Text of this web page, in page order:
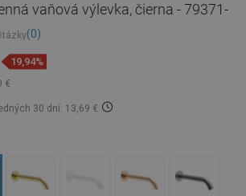
vaňová výlevka, čierna - 79371-
(0)
€
19,94%
30 dní: 13,69 €